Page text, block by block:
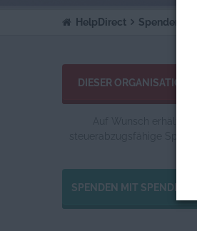
HelpDirect Spenden an
DIESER ORGANISATION
steuerabzugsfähige
SPENDEN MIT